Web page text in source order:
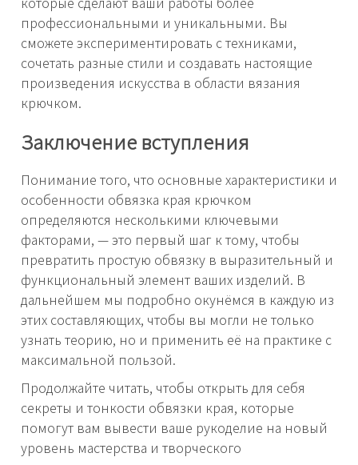
профессиональными и уникальными. Вы
сможете экспериментировать с техниками,
сочетать разные стили и создавать настоящие
произведения искусства в области вязания
крючком.
Заключение вступления
Понимание того, что основные характеристики и
особенности обвязка края крючком
определяются несколькими ключевыми
факторами, — это первый шаг к тому, чтобы
превратить простую обвязку в выразительный и
функциональный элемент ваших изделий. В
дальнейшем мы подробно окунёмся в каждую из
этих составляющих, чтобы вы могли не только
узнать теорию, но и применить её на практике с
максимальной пользой.
Продолжайте читать, чтобы открыть для себя
секреты и тонкости обвязки края, которые
помогут вам вывести ваше рукоделие на новый
уровень мастерства и творческого